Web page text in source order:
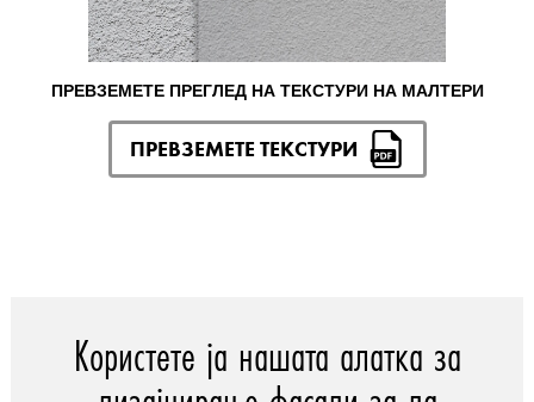
ПРЕВЗЕМЕТЕ ПРЕГЛЕД НА ТЕКСТУРИ НА МАЛТЕРИ
ПРЕВЗЕМЕТЕ ТЕКСТУРИ
Користете ја нашата алатка за